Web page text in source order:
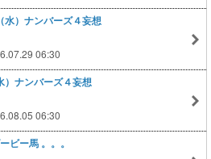
水）ナンバーズ４妄想
06:30
）ナンバーズ４妄想
06:30
ビー馬 。。。